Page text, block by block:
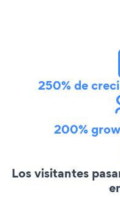
250% de
200%
Los visitantes